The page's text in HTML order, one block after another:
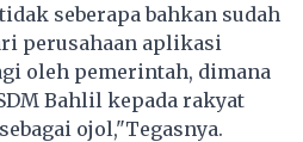
seberapa bahkan sudah
perusahaan aplikasi
oleh pemerintah, dimana
Bahlil kepada rakyat
ojol,"Tegasnya.